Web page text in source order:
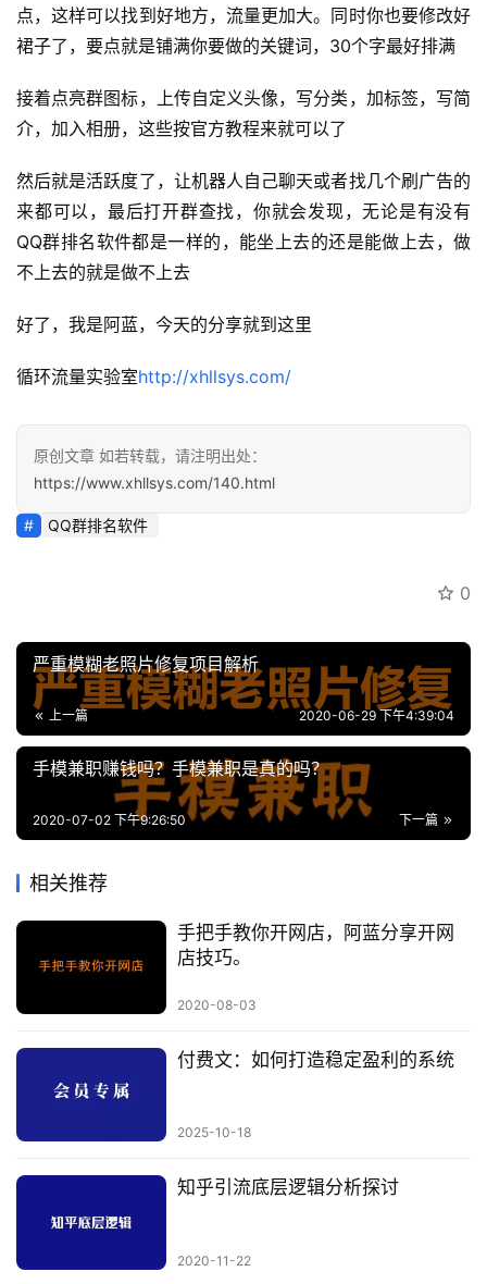
讯
眼
案
避
坑
指
营
科
创
业
资
会
员
专
区
点，这样可以找到好地方，流量更加大。同时你也要修改好
裙子了，要点就是铺满你要做的关键词，30个字最好排满
接着点亮群图标，上传自定义头像，写分类，加标签，写简
介，加入相册，这些按官方教程来就可以了
然后就是活跃度了，让机器人自己聊天或者找几个刷广告的
来都可以，最后打开群查找，你就会发现，无论是有没有
QQ群排名软件都是一样的，能坐上去的还是能做上去，做
不上去的就是做不上去
好了，我是阿蓝，今天的分享就到这里
循环流量实验室http://xhllsys.com/
原创文章 如若转载，请注明出处：
https://www.xhllsys.com/140.html
QQ群排名软件
0
严重模糊老照片修复项目解析
上一篇 2020-06-29 下午4:39:04
手模兼职赚钱吗？手模兼职是真的吗？
下一篇
2020-07-02 下午9:26:50
相关推荐
手把手教你开网店，阿蓝分享开网
店技巧。
2020-08-03
付费文：如何打造稳定盈利的系统
2025-10-18
知乎引流底层逻辑分析探讨
2020-11-22